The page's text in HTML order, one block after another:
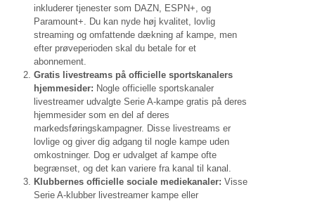
inkluderer tjenester som DAZN, ESPN+, og
Paramount+. Du kan nyde høj kvalitet, lovlig
streaming og omfattende dækning af kampe, men
efter prøveperioden skal du betale for et
abonnement.
Gratis livestreams på officielle sportskanalers
hjemmesider: Nogle officielle sportskanaler
livestreamer udvalgte Serie A-kampe gratis på deres
hjemmesider som en del af deres
markedsføringskampagner. Disse livestreams er
lovlige og giver dig adgang til nogle kampe uden
omkostninger. Dog er udvalget af kampe ofte
begrænset, og det kan variere fra kanal til kanal.
Klubbernes officielle sociale mediekanaler: Visse
Serie A-klubber livestreamer kampe eller